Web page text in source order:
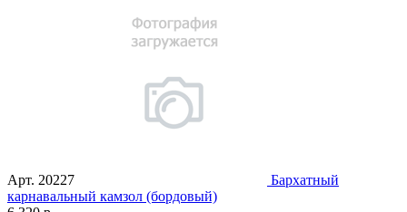
Арт. 20227
Бархатный
карнавальный камзол (бордовый)